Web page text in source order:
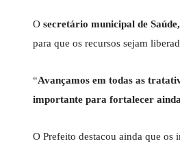
O secretário municipal de
para que os recursos sejam
“Avançamos em todas as
importante para fortalecer
O Prefeito destacou ainda que os